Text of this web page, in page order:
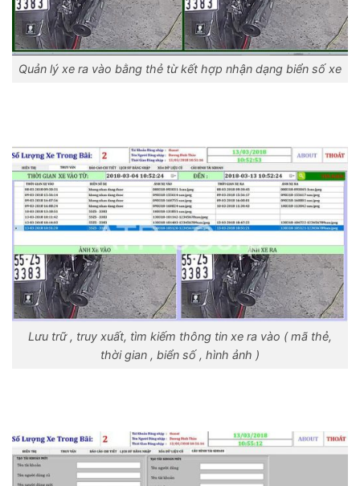
Quản lý xe ra vào bằng thẻ từ kết hợp nhận dạng biển số xe
Lưu trữ , truy xuất, tìm kiếm thông tin xe ra vào ( mã thẻ,
thời gian , biển số , hình ảnh )